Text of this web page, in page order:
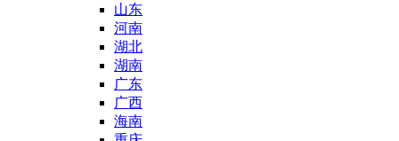
山东
河南
湖北
湖南
广东
广西
海南